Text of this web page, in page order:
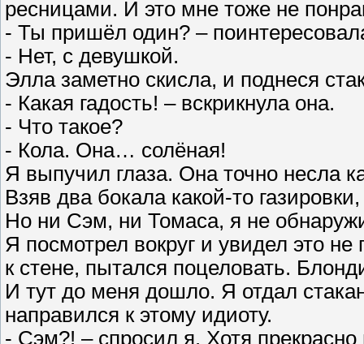
ресницами. И это мне тоже не
- Ты пришёл один? –
- Нет, с девушкой.
Элла заметно скисла, и поднеся
- Какая гадость! – вскрикнула она.
- Что такое?
- Кола. Она… солёная!
Я выпучил глаза. Она точно несла
Взяв два бокала какой-то
Но ни Сэм, ни Томаса, я не
Я посмотрел вокруг и увидел это
к стене, пытался поцеловать.
И тут до меня дошло. Я отдал
направился к этому идиоту.
- Сэм?! – спросил я. Хотя